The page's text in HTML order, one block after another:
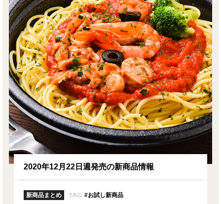
2020年12月22日週発売の新商品情報
新商品まとめ TAG: #お試し新商品